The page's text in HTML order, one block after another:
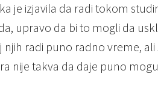
je izjavila da radi tokom
upravo da bi to mogli da
radi puno radno vreme,
nije takva da daje puno